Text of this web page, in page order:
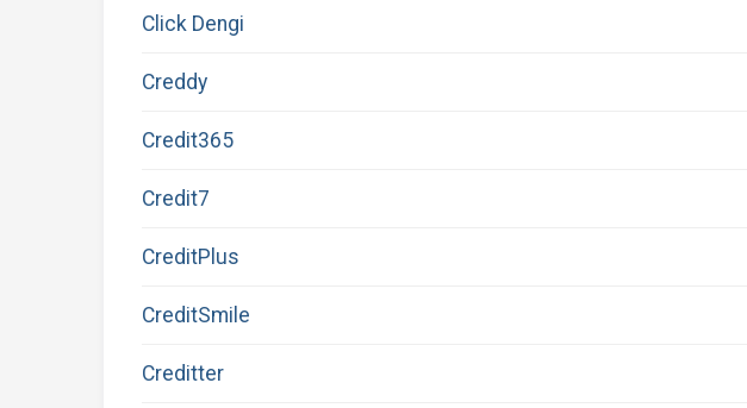
Click Dengi
Creddy
Credit365
Credit7
CreditPlus
CreditSmile
Creditter